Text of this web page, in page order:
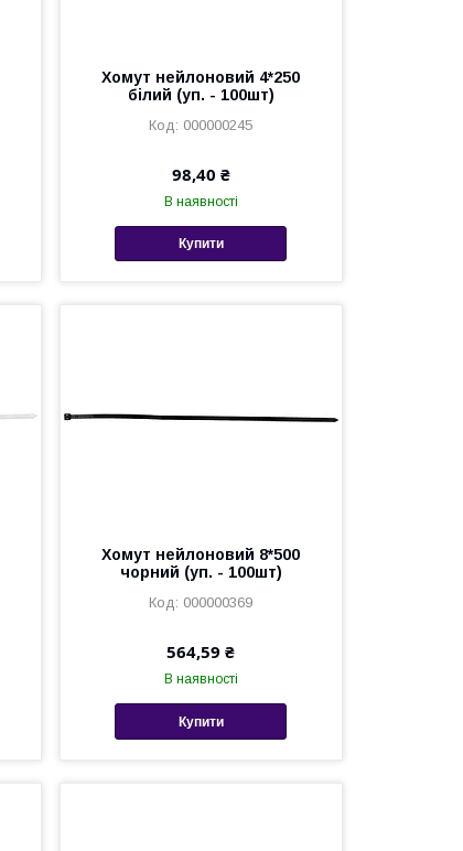
Хомут нейлоновий 4*250
білий (уп. - 100шт)
000000245
98,40 ₴
В наявності
Купити
Хомут нейлоновий 8*500
чорний (уп. - 100шт)
000000369
564,59 ₴
В наявності
Купити